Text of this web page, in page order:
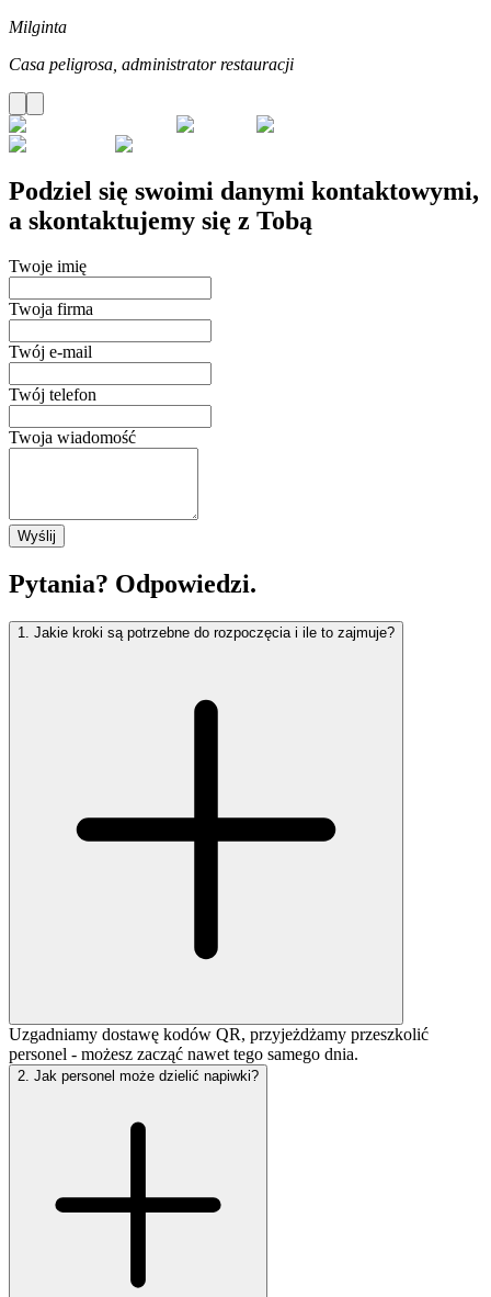
Milginta
Casa peligrosa, administrator restauracji
Podziel się swoimi danymi kontaktowymi,
a skontaktujemy się z Tobą
Twoje imię
Twoja firma
Twój e-mail
Twój telefon
Twoja wiadomość
Wyślij
Pytania? Odpowiedzi.
1. Jakie kroki są potrzebne do rozpoczęcia i ile to zajmuje?
Uzgadniamy dostawę kodów QR, przyjeżdżamy przeszkolić
personel - możesz zacząć nawet tego samego dnia.
2. Jak personel może dzielić napiwki?